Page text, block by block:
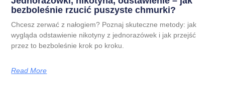
bezboleśnie rzucić puszyste chmurki?
Chcesz zerwać z nałogiem? Poznaj skuteczne metody: jak
wygląda odstawienie nikotyny z jednorazówek i jak przejść
przez to bezboleśnie krok po kroku.
Read More